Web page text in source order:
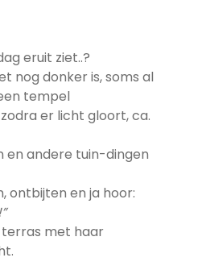
eruit ziet..?
nog donker is, soms al
tempel
er licht gloort, ca.
en andere tuin-dingen
ontbijten en ja hoor:
met haar